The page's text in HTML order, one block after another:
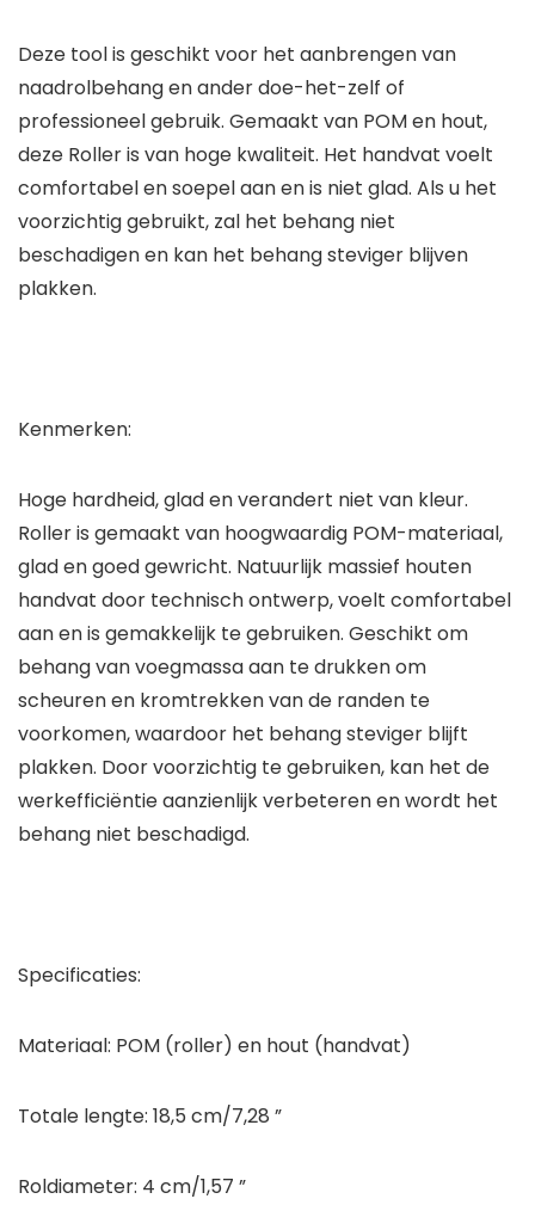
Deze tool is geschikt voor het aanbrengen van
naadrolbehang en ander doe-het-zelf of
professioneel gebruik. Gemaakt van POM en hout,
deze Roller is van hoge kwaliteit. Het handvat voelt
comfortabel en soepel aan en is niet glad. Als u het
voorzichtig gebruikt, zal het behang niet
beschadigen en kan het behang steviger blijven
plakken.
Kenmerken:
Hoge hardheid, glad en verandert niet van kleur.
Roller is gemaakt van hoogwaardig POM-materiaal,
glad en goed gewricht. Natuurlijk massief houten
handvat door technisch ontwerp, voelt comfortabel
aan en is gemakkelijk te gebruiken. Geschikt om
behang van voegmassa aan te drukken om
scheuren en kromtrekken van de randen te
voorkomen, waardoor het behang steviger blijft
plakken. Door voorzichtig te gebruiken, kan het de
werkefficiëntie aanzienlijk verbeteren en wordt het
behang niet beschadigd.
Specificaties:
Materiaal: POM (roller) en hout (handvat)
Totale lengte: 18,5 cm/7,28 ”
Roldiameter: 4 cm/1,57 ”